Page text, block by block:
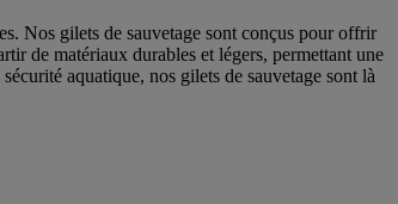
Nos gilets de sauvetage sont conçus pour offrir
de matériaux durables et légers, permettant une
aquatique, nos gilets de sauvetage sont là